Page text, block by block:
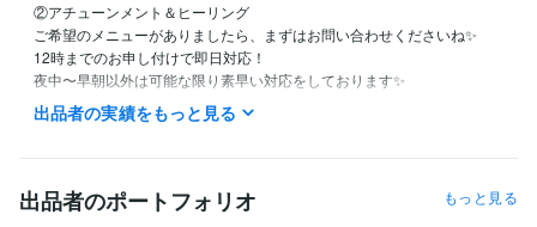
②アチューンメント＆ヒーリング
ご希望のメニューがありましたら、まずはお問い合わせくださいね✨
12時までのお申し付けで即日対応！
夜中〜早朝以外は可能な限り素早い対応をしております✨
┈┈┈┈┈┈┈ ❁ ❁ ❁ ┈┈┈┈┈┈┈┈
【休業日】
す✨
出品者の実績をもっと見る
出品者のポートフォリオ もっと見る